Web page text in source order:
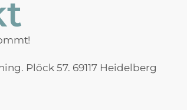
Plöck 57. 69117 Heidelberg